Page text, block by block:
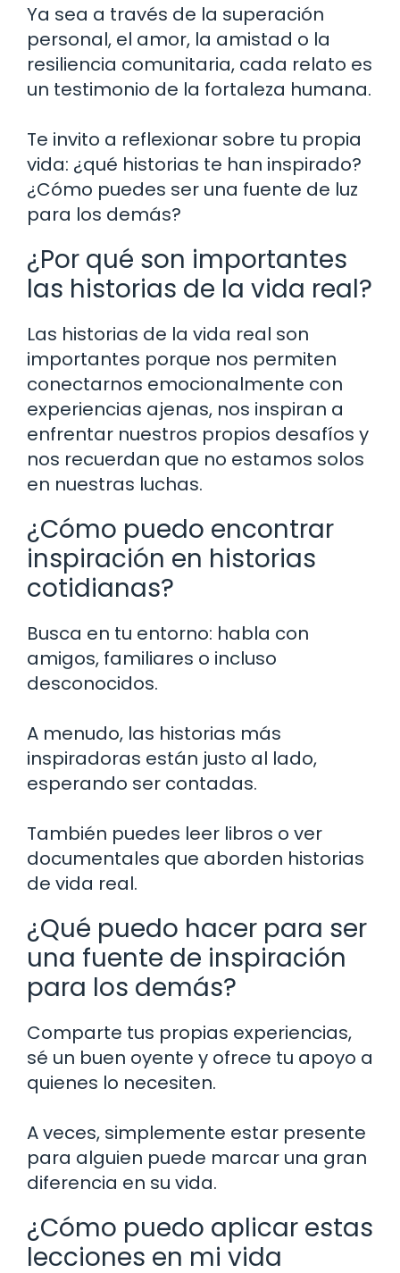
Ya sea a través de la superación
personal, el amor, la amistad o la
resiliencia comunitaria, cada relato es
un testimonio de la fortaleza humana.
Te invito a reflexionar sobre tu propia
vida: ¿qué historias te han inspirado?
¿Cómo puedes ser una fuente de luz
para los demás?
¿Por qué son importantes
las historias de la vida real?
Las historias de la vida real son
importantes porque nos permiten
conectarnos emocionalmente con
experiencias ajenas, nos inspiran a
enfrentar nuestros propios desafíos y
nos recuerdan que no estamos solos
en nuestras luchas.
¿Cómo puedo encontrar
inspiración en historias
cotidianas?
Busca en tu entorno: habla con
amigos, familiares o incluso
desconocidos.
A menudo, las historias más
inspiradoras están justo al lado,
esperando ser contadas.
También puedes leer libros o ver
documentales que aborden historias
de vida real.
¿Qué puedo hacer para ser
una fuente de inspiración
para los demás?
Comparte tus propias experiencias,
sé un buen oyente y ofrece tu apoyo a
quienes lo necesiten.
A veces, simplemente estar presente
para alguien puede marcar una gran
diferencia en su vida.
¿Cómo puedo aplicar estas
lecciones en mi vida